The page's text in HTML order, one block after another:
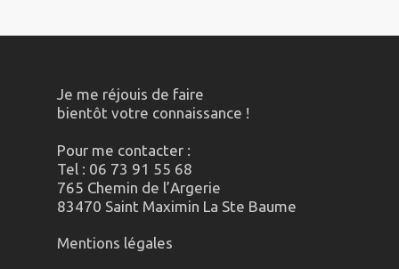
Je me réjouis de faire
bientôt votre connaissance !
Pour me contacter :
Tel : 06 73 91 55 68
765 Chemin de l’Argerie
83470 Saint Maximin La Ste Baume
Mentions légales